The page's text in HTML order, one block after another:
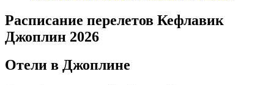
Расписание перелетов Кефлавик
Джоплин 2026
Отели в Джоплине